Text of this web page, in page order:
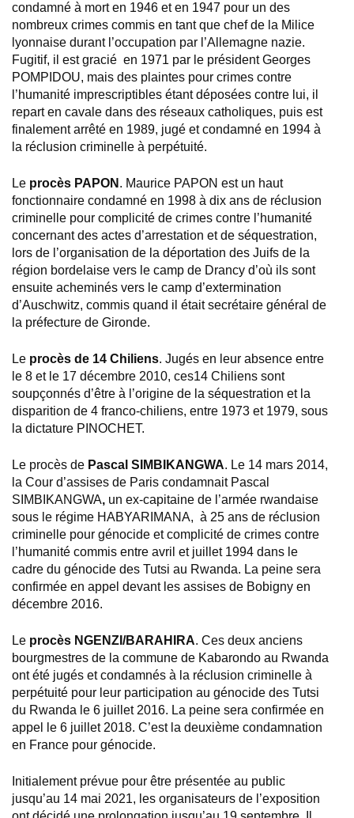
condamné à mort en 1946 et en 1947 pour un des
nombreux crimes commis en tant que chef de la Milice
lyonnaise durant l’occupation par l’Allemagne nazie.
Fugitif, il est gracié en 1971 par le président Georges
POMPIDOU, mais des plaintes pour crimes contre
l’humanité imprescriptibles étant déposées contre lui, il
repart en cavale dans des réseaux catholiques, puis est
finalement arrêté en 1989, jugé et condamné en 1994 à
la réclusion criminelle à perpétuité.
Le procès PAPON . Maurice PAPON est un haut
fonctionnaire condamné en 1998 à dix ans de réclusion
criminelle pour complicité de crimes contre l’humanité
concernant des actes d’arrestation et de séquestration,
lors de l’organisation de la déportation des Juifs de la
région bordelaise vers le camp de Drancy d’où ils sont
ensuite acheminés vers le camp d’extermination
d’Auschwitz, commis quand il était secrétaire général de
la préfecture de Gironde.
Le procès de 14 Chiliens. Jugés en leur absence entre
le 8 et le 17 décembre 2010, ces14 Chiliens sont
soupçonnés d’être à l’origine de la séquestration et la
disparition de 4 franco-chiliens, entre 1973 et 1979, sous
la dictature PINOCHET.
Le procès de Pascal SIMBIKANGWA. Le 14 mars 2014,
la Cour d’assises de Paris condamnait Pascal
SIMBIKANGWA, un ex-capitaine de l’armée rwandaise
sous le régime HABYARIMANA, à 25 ans de réclusion
criminelle pour génocide et complicité de crimes contre
l’humanité commis entre avril et juillet 1994 dans le
cadre du génocide des Tutsi au Rwanda. La peine sera
confirmée en appel devant les assises de Bobigny en
décembre 2016.
Le procès NGENZI/BARAHIRA. Ces deux anciens
bourgmestres de la commune de Kabarondo au Rwanda
ont été jugés et condamnés à la réclusion criminelle à
perpétuité pour leur participation au génocide des Tutsi
du Rwanda le 6 juillet 2016. La peine sera confirmée en
appel le 6 juillet 2018. C’est la deuxième condamnation
en France pour génocide.
Initialement prévue pour être présentée au public
jusqu’au 14 mai 2021, les organisateurs de l’exposition